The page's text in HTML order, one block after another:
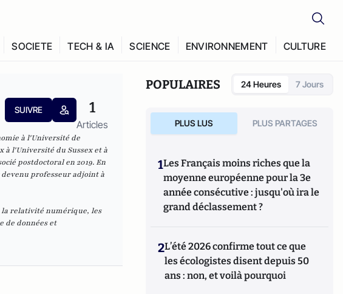
SOCIETE TECH & IA SCIENCE ENVIRONNEMENT CULTURE
SUIVRE 1
Articles
à l'Université de
à l'Université du Sussex et à
postdoctoral en 2019. En
professeur adjoint à
la relativité numérique, les
de données et
POPULAIRES 24 Heures 7 Jours
PLUS LUS PLUS PARTAGES
1Les Français moins riches que la
moyenne européenne pour la 3e
année consécutive : jusqu'où ira le
grand déclassement ?
2L’été 2026 confirme tout ce que
les écologistes disent depuis 50
ans : non, et voilà pourquoi